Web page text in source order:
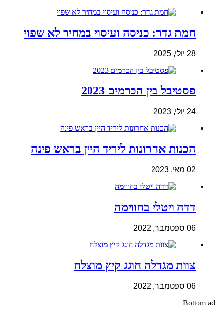
חמת גדר: כניסה ועיסוי במחיר לא שפוי
28 יולי, 2025
פסטיבל בין הכרמים 2023
24 יולי, 2023
הכנות אחרונות ליריד היין בראש פינה
02 מאי, 2023
דדה ויטלי בחווימה
06 ספטמבר, 2022
צוות מגדלה חוגג קיץ מוצלח
06 ספטמבר, 2022
Bottom ad